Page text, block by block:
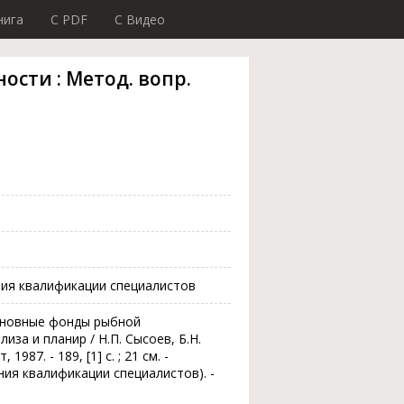
C PDF C Видео
: Метод. вопр.
квалификации специалистов
фонды рыбной
и планир / Н.П. Сысоев, Б.Н.
1987. - 189, [1] с. ; 21 см. -
квалификации специалистов). -